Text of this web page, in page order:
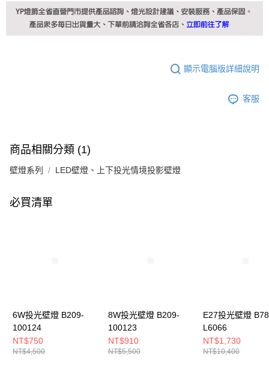
顯示電腦版詳細說明
客服
商品相關分類 (1)
壁燈系列 LED壁燈、上下投光情境投影壁燈
必買清單
6W投光壁燈 B209-
100124
NT$750
NT$4,500
8W投光壁燈 B209-
100123
NT$910
NT$5,500
E27投光壁燈
L6066
NT$1,730
NT$10,400